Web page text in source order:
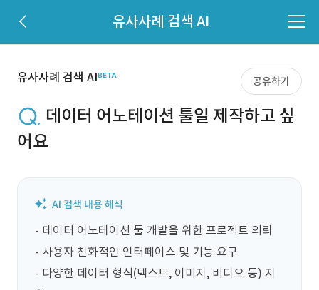
유사사례 검색 AI
유사사례 검색 AI 공유하기
데이터 어노테이션 툴일 제작하고 싶
어요
- 데이터 어노테이션 툴 개발을 위한 프로젝트 의뢰
- 사용자 친화적인 인터페이스 및 기능 요구
- 다양한 데이터 형식(텍스트, 이미지, 비디오 등) 지